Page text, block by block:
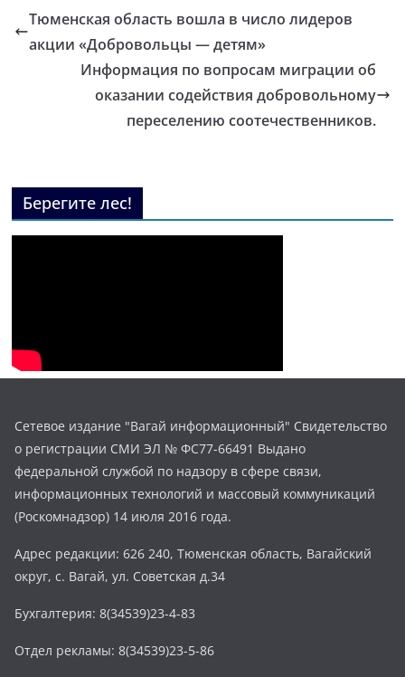
Тюменская область вошла в число лидеров
акции «Добровольцы — детям»
Информация по вопросам миграции об
оказании содействия добровольному
переселению соотечественников.
Берегите лес!
Сетевое издание "Вагай информационный" Свидетельство
о регистрации СМИ ЭЛ № ФС77-66491 Выдано
федеральной службой по надзору в сфере связи,
информационных технологий и массовый коммуникаций
(Роскомнадзор) 14 июля 2016 года.
Адрес редакции: 626 240, Тюменская область, Вагайский
округ, с. Вагай, ул. Советская д.34
Бухгалтерия: 8(34539)23-4-83
Отдел рекламы: 8(34539)23-5-86